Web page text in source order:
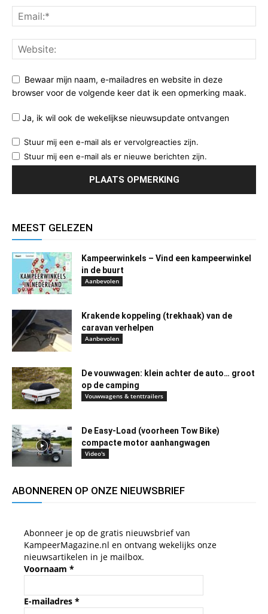
Bewaar mijn naam, e-mailadres en website in deze
browser voor de volgende keer dat ik een opmerking maak.
Ja, ik wil ook de wekelijkse nieuwsupdate ontvangen
Stuur mij een e-mail als er vervolgreacties zijn.
Stuur mij een e-mail als er nieuwe berichten zijn.
MEEST GELEZEN
Kampeerwinkels – Vind een kampeerwinkel
in de buurt
Aanbevolen
Krakende koppeling (trekhaak) van de
caravan verhelpen
Aanbevolen
De vouwwagen: klein achter de auto… groot
op de camping
Vouwwagens & tenttrailers
De Easy-Load (voorheen Tow Bike)
compacte motor aanhangwagen
Video's
ABONNEREN OP ONZE NIEUWSBRIEF
Abonneer je op de gratis nieuwsbrief van
KampeerMagazine.nl en ontvang wekelijks onze
nieuwsartikelen in je mailbox.
Voornaam *
E-mailadres *